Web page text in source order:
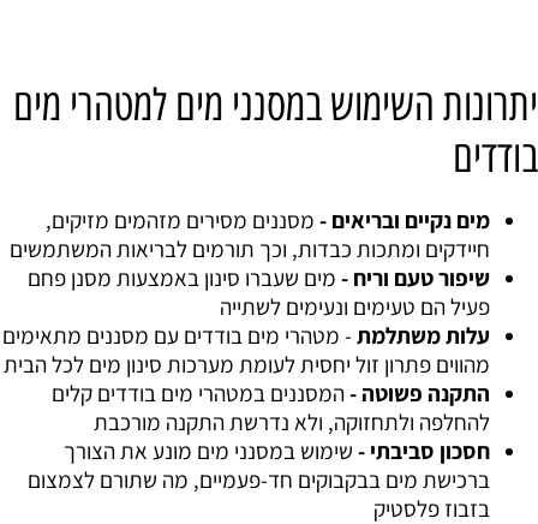
יתרונות השימוש במסנני מים למטהרי מים
בודדים
מים נקיים ובריאים - מסננים מסירים מזהמים מזיקים,
חיידקים ומתכות כבדות, וכך תורמים לבריאות המשתמשים
שיפור טעם וריח - מים שעברו סינון באמצעות מסנן פחם
פעיל הם טעימים ונעימים לשתייה
עלות משתלמת - מטהרי מים בודדים עם מסננים מתאימים
מהווים פתרון זול יחסית לעומת מערכות סינון מים לכל הבית
התקנה פשוטה -המסננים במטהרי מים בודדים קלים
להחלפה ולתחזוקה, ולא נדרשת התקנה מורכבת
חסכון סביבתי - שימוש במסנני מים מונע את הצורך
ברכישת מים בבקבוקים חד-פעמיים, מה שתורם לצמצום
בזבוז פלסטיק